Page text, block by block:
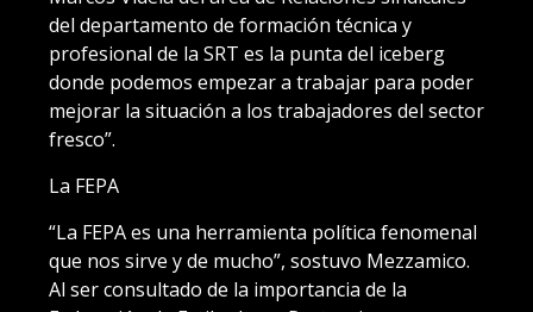
del departamento de formación técnica y
profesional de la SRT es la punta del iceberg
donde podemos empezar a trabajar para poder
mejorar la situación a los trabajadores del sector
fresco”.
La FEPA
“La FEPA es una herramienta política fenomenal
que nos sirve y de mucho”, sostuvo Mezzamico.
Al ser consultado de la importancia de la